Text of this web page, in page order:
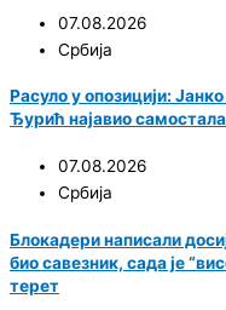
07.08.2026
Србија
Расуло у опозицији:
Ђурић најавио
07.08.2026
Србија
Блокадери написали
био савезник, сада је
терет